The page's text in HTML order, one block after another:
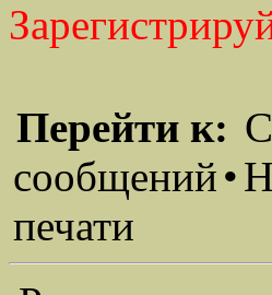
Перейти к:
сообщений•
печати